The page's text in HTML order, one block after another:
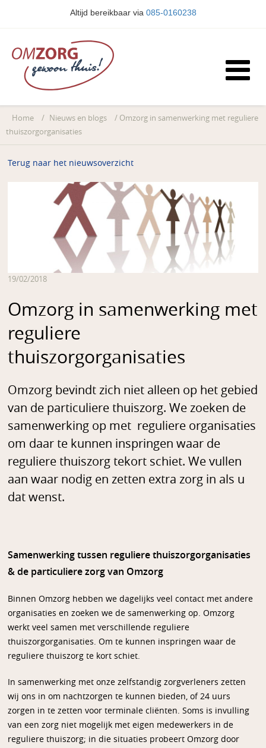
Altijd bereikbaar via 085-0160238
Home / Nieuws en blogs / Omzorg in samenwerking met reguliere
thuiszorgorganisaties
Terug naar het nieuwsoverzicht
19/02/2018
Omzorg in samenwerking met
reguliere
thuiszorgorganisaties
Omzorg bevindt zich niet alleen op het gebied
van de particuliere thuiszorg. We zoeken de
samenwerking op met reguliere organisaties
om daar te kunnen inspringen waar de
reguliere thuiszorg tekort schiet. We vullen
aan waar nodig en zetten extra zorg in als u
dat wenst.
Samenwerking tussen reguliere thuiszorgorganisaties
& de particuliere zorg van Omzorg
Binnen Omzorg hebben we dagelijks veel contact met andere
organisaties en zoeken we de samenwerking op. Omzorg
werkt veel samen met verschillende reguliere
thuiszorgorganisaties. Om te kunnen inspringen waar de
reguliere thuiszorg te kort schiet.
In samenwerking met onze zelfstandig zorgverleners zetten
wij ons in om nachtzorgen te kunnen bieden, of 24 uurs
zorgen in te zetten voor terminale cliënten. Soms is invulling
van een zorg niet mogelijk met eigen medewerkers in de
reguliere thuiszorg; in die situaties probeert Omzorg door